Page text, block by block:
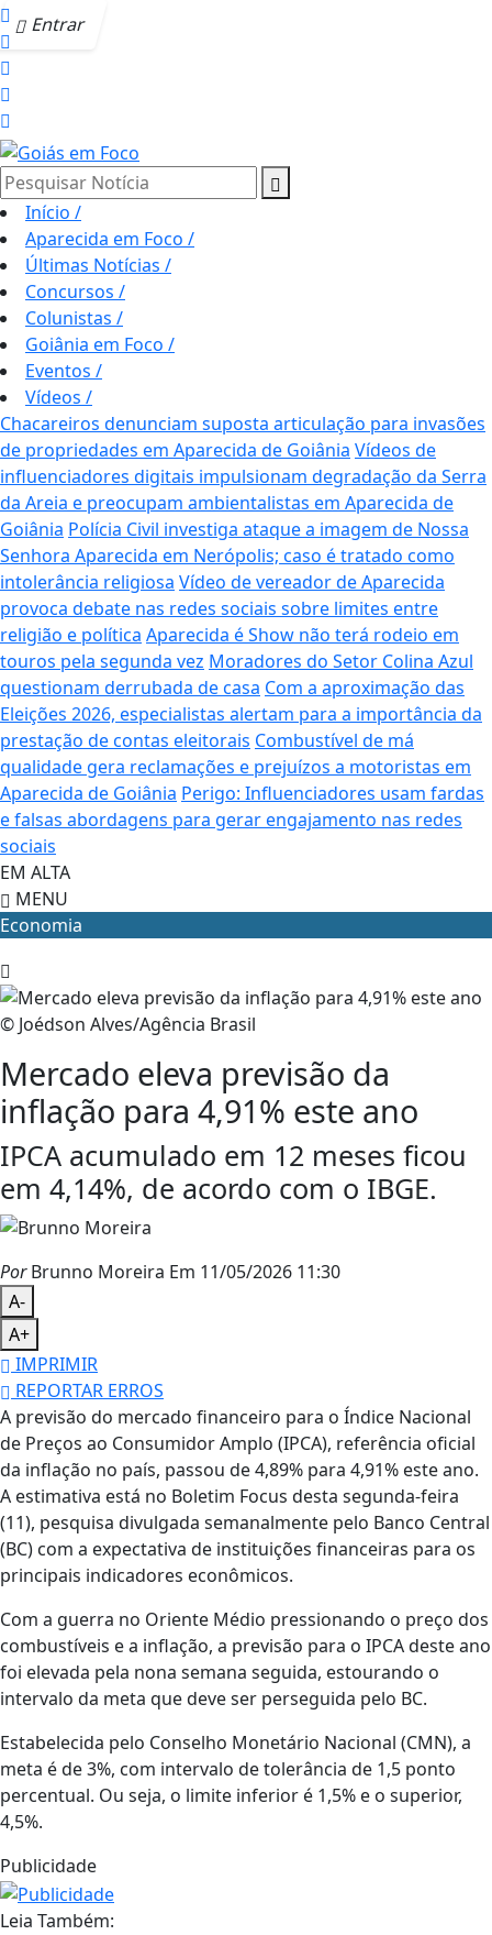
Entrar
Pesquisar Notícia
Início /
Aparecida em Foco /
Últimas Notícias /
Concursos /
Colunistas /
Goiânia em Foco /
Eventos /
Vídeos /
Chacareiros denunciam suposta articulação para invasões
de propriedades em Aparecida de Goiânia Vídeos de
influenciadores digitais impulsionam degradação da Serra
da Areia e preocupam ambientalistas em Aparecida de
Goiânia Polícia Civil investiga ataque a imagem de Nossa
Senhora Aparecida em Nerópolis; caso é tratado como
intolerância religiosa Vídeo de vereador de Aparecida
provoca debate nas redes sociais sobre limites entre
religião e política Aparecida é Show não terá rodeio em
touros pela segunda vez Moradores do Setor Colina Azul
questionam derrubada de casa Com a aproximação das
Eleições 2026, especialistas alertam para a importância da
prestação de contas eleitorais Combustível de má
qualidade gera reclamações e prejuízos a motoristas em
Aparecida de Goiânia Perigo: Influenciadores usam fardas
e falsas abordagens para gerar engajamento nas redes
sociais
EM ALTA
MENU
Economia
© Joédson Alves/Agência Brasil
Mercado eleva previsão da
inflação para 4,91% este ano
IPCA acumulado em 12 meses ficou
em 4,14%, de acordo com o IBGE.
PorBrunno Moreira Em 11/05/2026 11:30
A-
A+
IMPRIMIR
REPORTAR ERROS
A previsão do mercado financeiro para o Índice Nacional
de Preços ao Consumidor Amplo (IPCA), referência oficial
da inflação no país, passou de 4,89% para 4,91% este ano.
A estimativa está no Boletim Focus desta segunda-feira
(11), pesquisa divulgada semanalmente pelo Banco Central
(BC) com a expectativa de instituições financeiras para os
principais indicadores econômicos.
Com a guerra no Oriente Médio pressionando o preço dos
combustíveis e a inflação, a previsão para o IPCA deste ano
foi elevada pela nona semana seguida, estourando o
intervalo da meta que deve ser perseguida pelo BC.
Estabelecida pelo Conselho Monetário Nacional (CMN), a
meta é de 3%, com intervalo de tolerância de 1,5 ponto
percentual. Ou seja, o limite inferior é 1,5% e o superior,
4,5%.
Publicidade
Leia Também: